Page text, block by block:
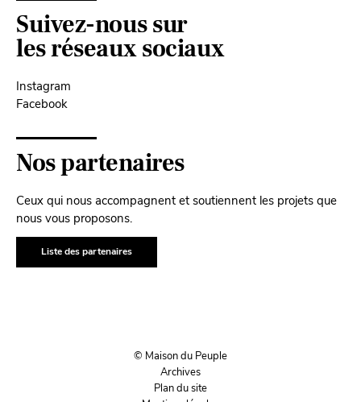
Suivez-nous sur
les réseaux sociaux
Instagram
Facebook
Nos partenaires
Ceux qui nous accompagnent et soutiennent les projets que
nous vous proposons.
Liste des partenaires
© Maison du Peuple
Archives
Plan du site